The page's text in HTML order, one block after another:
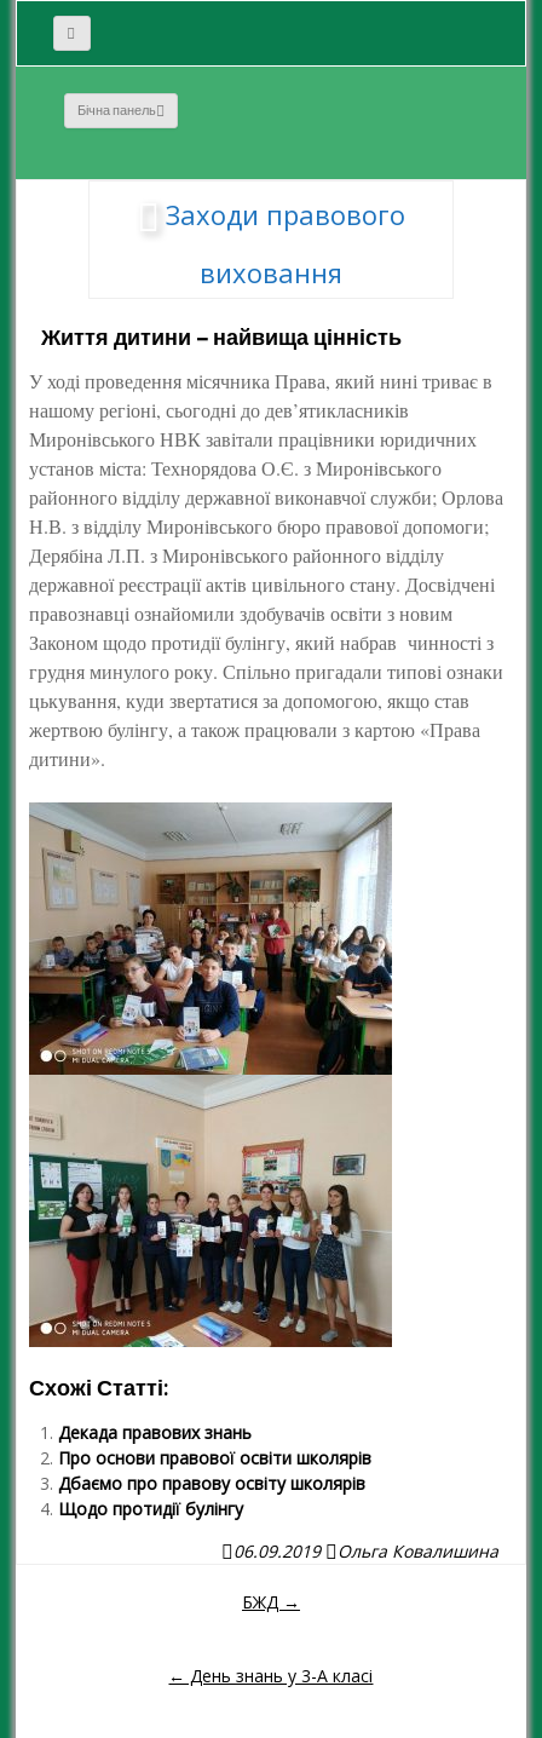
Бічна панель
Заходи правового
виховання
Життя дитини – найвища цінність
У ході проведення місячника Права, який нині триває в
нашому регіоні, сьогодні до дев’ятикласників
Миронівського НВК завітали працівники юридичних
установ міста: Технорядова О.Є. з Миронівського
районного відділу державної виконавчої служби; Орлова
Н.В. з відділу Миронівського бюро правової допомоги;
Дерябіна Л.П. з Миронівського районного відділу
державної реєстрації актів цивільного стану. Досвідчені
правознавці ознайомили здобувачів освіти з новим
Законом щодо протидії булінгу, який набрав чинності з
грудня минулого року. Спільно пригадали типові ознаки
цькування, куди звертатися за допомогою, якщо став
жертвою булінгу, а також працювали з картою «Права
дитини».
Схожі Статті:
Декада правових знань
Про основи правової освіти школярів
Дбаємо про правову освіту школярів
Щодо протидії булінгу
06.09.2019
Ольга Ковалишина
Навігація повідомленням
БЖД →
← День знань у 3-А класі